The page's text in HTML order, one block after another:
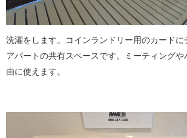
洗濯をします。コインランドリー用のカードに
アパートの共有スペースです。ミーティングや
由に使えます。